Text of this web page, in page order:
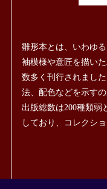
雛形本とは、いわゆ
袖模様や意匠を描い
数多く刊行されまし
法、配色などを示す
出版総数は200種類弱
しており、コレクシ